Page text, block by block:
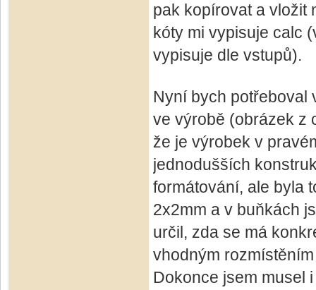
pak kopírovat a vložit
kóty mi vypisuje calc
vypisuje dle vstupů).
Nyní bych potřeboval
ve výrobě (obrázek z
že je výrobek v
jednodušších
formátování, ale byla
2x2mm a v buňkách
určil, zda se má
vhodným
Dokonce jsem musel